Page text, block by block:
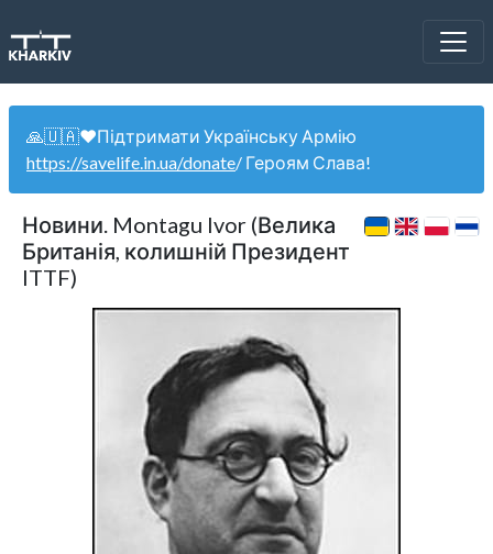
🙏🇺🇦❤️Підтримати Українську Армію
https://savelife.in.ua/donate/ Героям Слава!
Новини. Montagu Ivor (Велика
Британія, колишній Президент
ITTF)